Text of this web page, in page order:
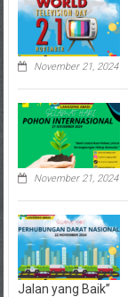
November 21, 2024
November 21, 2024
Jalan yang Baik”